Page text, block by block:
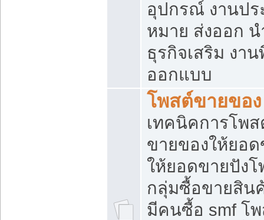
อุปกรณ์ งานป
หมาย ส่งออก น
ธุรกิจเสริม งา
ออกแบบ
โพสต์ขายของ
เทคนิคการโพ
ขายของให้ยอ
ให้ยอดขายปัง
กลุ่มซื้อขายสิน
มีคนซื้อ smf โ